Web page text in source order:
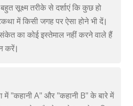
सूक्ष्म तरीके से दर्शाएं कि कुछ हो
में किसी जगह पर ऐसा होने भी दें।
का कोई इस्तेमाल नहीं करने वाले हैं
करें।
"कहानी A" और "कहानी B" के बारे में